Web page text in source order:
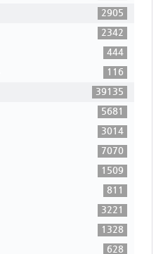
2905
2342
444
116
39135
5681
3014
7070
1509
811
3221
1328
628